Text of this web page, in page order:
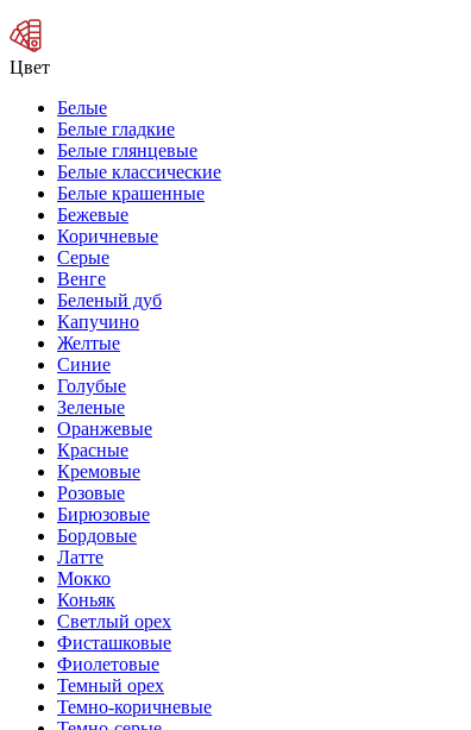
Цвет
Белые
Белые гладкие
Белые глянцевые
Белые классические
Белые крашенные
Бежевые
Коричневые
Серые
Венге
Беленый дуб
Капучино
Желтые
Синие
Голубые
Зеленые
Оранжевые
Красные
Кремовые
Розовые
Бирюзовые
Бордовые
Латте
Мокко
Коньяк
Светлый орех
Фисташковые
Фиолетовые
Темный орех
Темно-коричневые